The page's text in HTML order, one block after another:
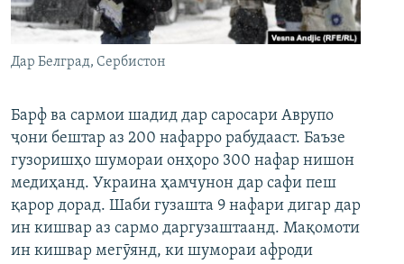
ГУЗОРИШҲОИ РАДИОӢ
Русский
Ҳамаи сомонаҳои RFE/RL
Дар Белград, Сербистон
Барф ва сармои шадид дар саросари Аврупо
ҷони бештар аз 200 нафарро рабудааст. Баъзе
гузоришҳо шумораи онҳоро 300 нафар нишон
медиҳанд. Украина ҳамчунон дар сафи пеш
қарор дорад. Шаби гузашта 9 нафари дигар дар
ин кишвар аз сармо даргузаштаанд. Мақомоти
ин кишвар мегӯянд, ки шумораи афроди